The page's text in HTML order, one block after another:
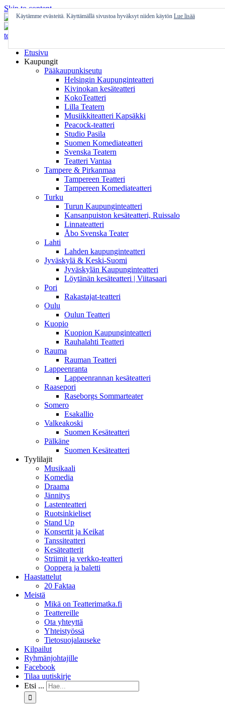
Skip to content
Etusivu
Kaupungit
Pääkaupunkiseutu
Helsingin Kaupunginteatteri
Kivinokan kesäteatteri
KokoTeatteri
Lilla Teatern
Musiikkiteatteri Kapsäkki
Peacock-teatteri
Studio Pasila
Suomen Komediateatteri
Svenska Teatern
Teatteri Vantaa
Tampere & Pirkanmaa
Tampereen Teatteri
Tampereen Komediateatteri
Turku
Turun Kaupunginteatteri
Kansanpuiston kesäteatteri, Ruissalo
Linnateatteri
Åbo Svenska Teater
Lahti
Lahden kaupunginteatteri
Jyväskylä & Keski-Suomi
Jyväskylän Kaupunginteatteri
Löytänän kesäteatteri | Viitasaari
Pori
Rakastajat-teatteri
Oulu
Oulun Teatteri
Kuopio
Kuopion Kaupunginteatteri
Rauhalahti Teatteri
Rauma
Rauman Teatteri
Lappeenranta
Lappeenrannan kesäteatteri
Raasepori
Raseborgs Sommarteater
Somero
Esakallio
Valkeakoski
Suomen Kesäteatteri
Pälkäne
Suomen Kesäteatteri
Tyylilajit
Musikaali
Komedia
Draama
Jännitys
Lastenteatteri
Ruotsinkieliset
Stand Up
Konsertit ja Keikat
Tanssiteatteri
Kesäteatterit
Striimit ja verkko-teatteri
Ooppera ja baletti
Haastattelut
20 Faktaa
Meistä
Mikä on Teatterimatka.fi
Teattereille
Ota yhteyttä
Yhteistyössä
Tietosuojalauseke
Kilpailut
Ryhmänjohtajille
Facebook
Tilaa uutiskirje
Etsi ...
Käytämme evästeitä. Käyttämällä sivustoa hyväksyt niiden käytön Lue lisää